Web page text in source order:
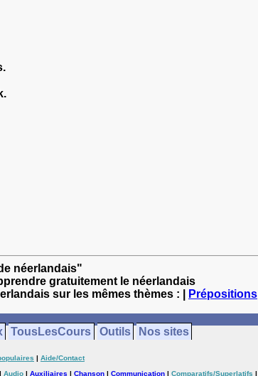
néerlandais"
gratuitement le néerlandais
sur les mêmes thèmes : | Prépositions
TousLesCours Outils Nos sites
| Aide/Contact
| Audio | Auxiliaires | Chanson | Communication | Comparatifs/Superlatifs |